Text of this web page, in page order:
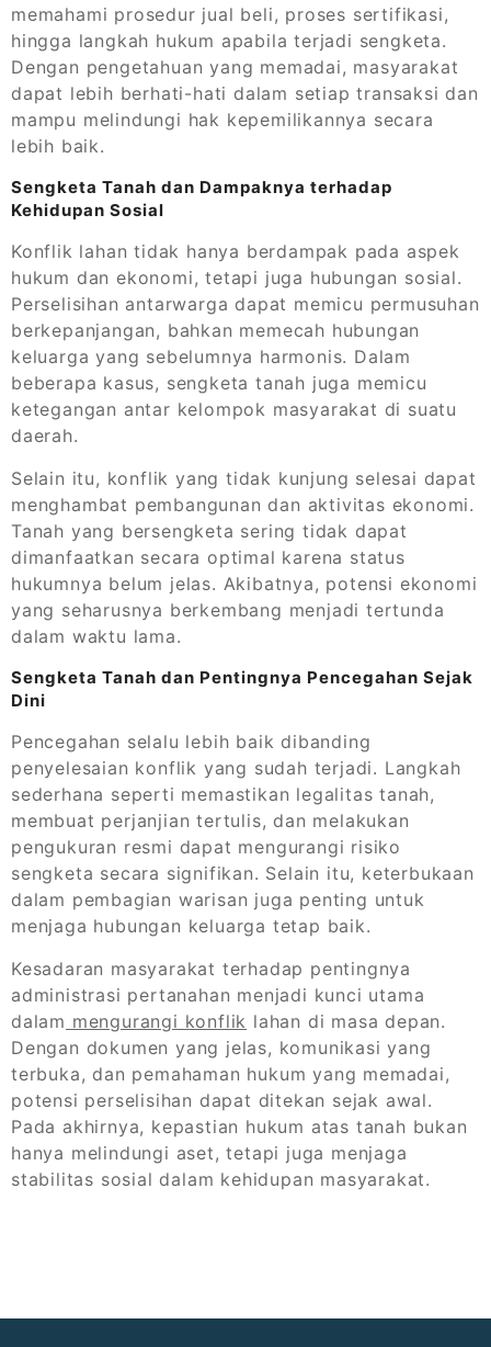
memahami prosedur jual beli, proses sertifikasi,
hingga langkah hukum apabila terjadi sengketa.
Dengan pengetahuan yang memadai, masyarakat
dapat lebih berhati-hati dalam setiap transaksi dan
mampu melindungi hak kepemilikannya secara
lebih baik.
Sengketa Tanah dan Dampaknya terhadap
Kehidupan Sosial
Konflik lahan tidak hanya berdampak pada aspek
hukum dan ekonomi, tetapi juga hubungan sosial.
Perselisihan antarwarga dapat memicu permusuhan
berkepanjangan, bahkan memecah hubungan
keluarga yang sebelumnya harmonis. Dalam
beberapa kasus, sengketa tanah juga memicu
ketegangan antar kelompok masyarakat di suatu
daerah.
Selain itu, konflik yang tidak kunjung selesai dapat
menghambat pembangunan dan aktivitas ekonomi.
Tanah yang bersengketa sering tidak dapat
dimanfaatkan secara optimal karena status
hukumnya belum jelas. Akibatnya, potensi ekonomi
yang seharusnya berkembang menjadi tertunda
dalam waktu lama.
Sengketa Tanah dan Pentingnya Pencegahan Sejak
Dini
Pencegahan selalu lebih baik dibanding
penyelesaian konflik yang sudah terjadi. Langkah
sederhana seperti memastikan legalitas tanah,
membuat perjanjian tertulis, dan melakukan
pengukuran resmi dapat mengurangi risiko
sengketa secara signifikan. Selain itu, keterbukaan
dalam pembagian warisan juga penting untuk
menjaga hubungan keluarga tetap baik.
Kesadaran masyarakat terhadap pentingnya
administrasi pertanahan menjadi kunci utama
dalam mengurangi konflik lahan di masa depan.
Dengan dokumen yang jelas, komunikasi yang
terbuka, dan pemahaman hukum yang memadai,
potensi perselisihan dapat ditekan sejak awal.
Pada akhirnya, kepastian hukum atas tanah bukan
hanya melindungi aset, tetapi juga menjaga
stabilitas sosial dalam kehidupan masyarakat.